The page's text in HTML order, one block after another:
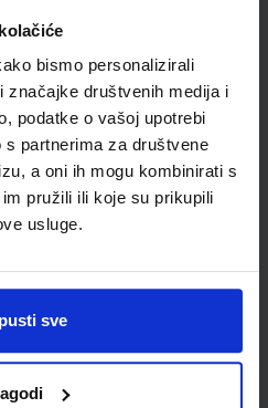
bismo personalizirali
značajke društvenih medija i
podatke o vašoj upotrebi
partnerima za društvene
a oni ih mogu kombinirati s
pružili ili koje su prikupili
usluge.
sve
11,50 €
s kolaž i raster papirom za
12,50 €